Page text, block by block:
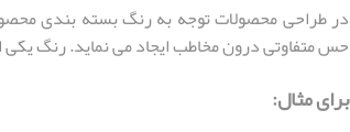
در طراحی محصولات توجه به رنگ بسته بندی
حس متفاوتی درون مخاطب ایجاد می نماید. رنگ
برای مثال: